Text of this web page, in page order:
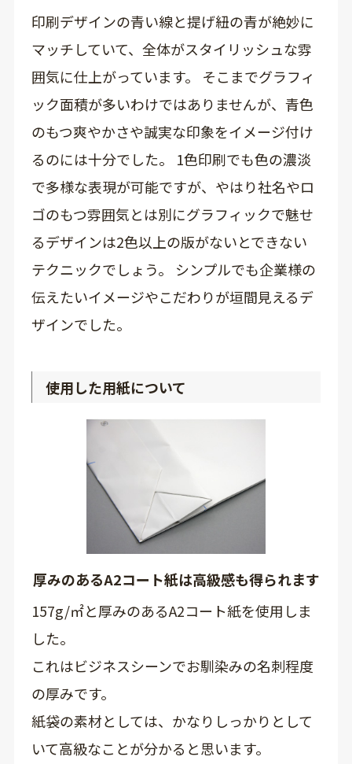
印刷デザインの青い線と提げ紐の青が絶妙に
マッチしていて、全体がスタイリッシュな雰
囲気に仕上がっています。 そこまでグラフィ
ック面積が多いわけではありませんが、青色
のもつ爽やかさや誠実な印象をイメージ付け
るのには十分でした。 1色印刷でも色の濃淡
で多様な表現が可能ですが、やはり社名やロ
ゴのもつ雰囲気とは別にグラフィックで魅せ
るデザインは2色以上の版がないとできない
テクニックでしょう。 シンプルでも企業様の
伝えたいイメージやこだわりが垣間見えるデ
ザインでした。
使用した用紙について
厚みのあるA2コート紙は高級感も得られます
157g/㎡と厚みのあるA2コート紙を使用しま
した。
これはビジネスシーンでお馴染みの名刺程度
の厚みです。
紙袋の素材としては、かなりしっかりとして
いて高級なことが分かると思います。